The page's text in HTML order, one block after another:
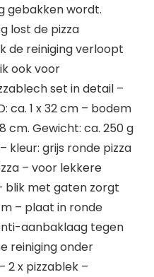
gebakken wordt.
lost de pizza
de reiniging verloopt
ook voor
set in detail –
ca. 1 x 32 cm – bodem
cm. Gewicht: ca. 250 g
kleur: grijs ronde pizza
– voor lekkere
blik met gaten zorgt
– plaat in ronde
aanbaklaag tegen
reiniging onder
2 x pizzablek –